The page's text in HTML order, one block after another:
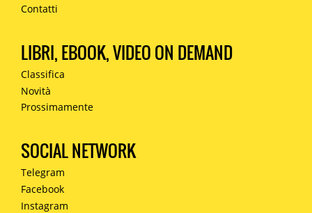
Contatti
LIBRI, EBOOK, VIDEO ON DEMAND
Classifica
Novità
Prossimamente
SOCIAL NETWORK
Telegram
Facebook
Instagram